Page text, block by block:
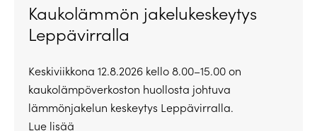
Kaukolämmön jakelukeskeytys
Leppävirralla
Keskiviikkona 12.8.2026 kello 8.00–15.00 on
kaukolämpöverkoston huollosta johtuva
lämmönjakelun keskeytys Leppävirralla.
Lue lisää